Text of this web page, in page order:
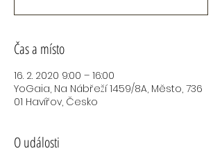
Čas a místo
16. 2. 2020 9:00 – 16:00
YoGaia, Na Nábřeží 1459/8A, Město, 736
01 Havířov, Česko
O události